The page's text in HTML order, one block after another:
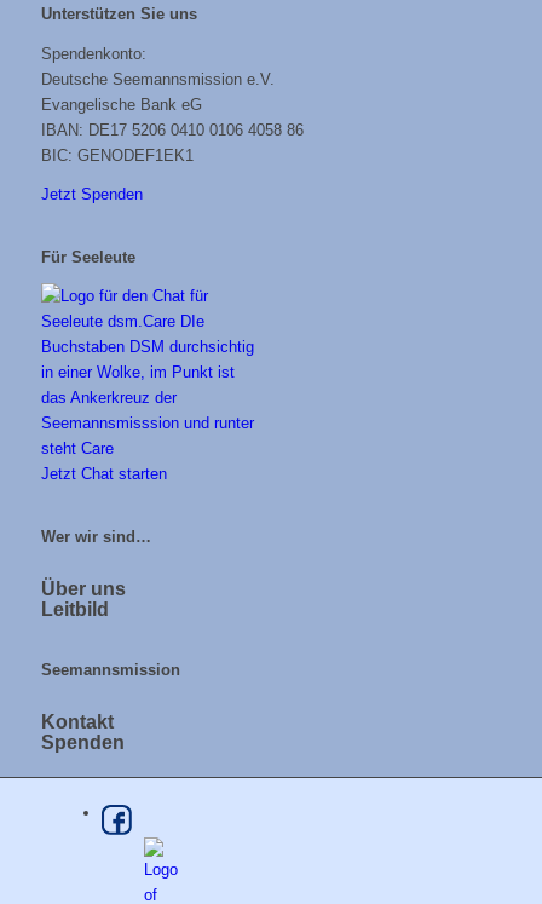
Unterstützen Sie uns
Spendenkonto:
Deutsche Seemannsmission e.V.
Evangelische Bank eG
IBAN: DE17 5206 0410 0106 4058 86
BIC: GENODEF1EK1
Jetzt Spenden
Für Seeleute
Jetzt Chat starten
Wer wir sind…
Über uns
Leitbild
Seemannsmission
Kontakt
Spenden